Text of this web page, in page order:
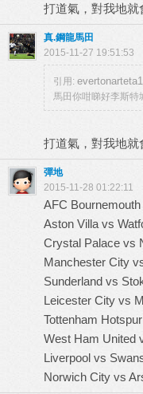
打道氣，對我地就
真.鋼龍馬田
2015-11-27 19:51:53
引用:
馬田你咁睇好李斯特
打道氣，對我地就
彈地
2015-11-28 01:22:11
AFC
Aston Villa vs
Crystal Palace vs
Manchester City
Sunderland vs
Leicester City vs
Tottenham
West Ham United
Liverpool vs
Norwich City vs